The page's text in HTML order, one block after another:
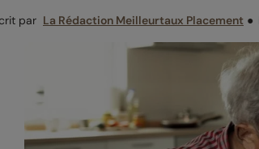
par La Rédaction Meilleurtaux Placement ●